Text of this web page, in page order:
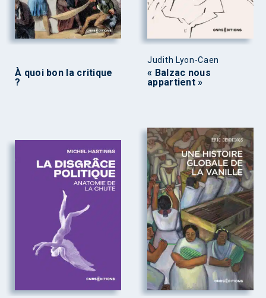
À quoi bon la critique
?
Judith Lyon-Caen
« Balzac nous
appartient »